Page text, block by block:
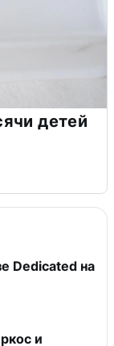
детей
Dedicated на
и